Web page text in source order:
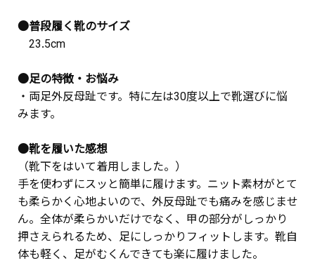
●普段履く靴のサイズ
23.5cm
●足の特徴・お悩み
・両足外反母趾です。特に左は30度以上で靴選びに悩
みます。
●靴を履いた感想
（靴下をはいて着用しました。）
手を使わずにスッと簡単に履けます。ニット素材がとて
も柔らかく心地よいので、外反母趾でも痛みを感じませ
ん。全体が柔らかいだけでなく、甲の部分がしっかり
押さえられるため、足にしっかりフィットします。靴自
体も軽く、足がむくんできても楽に履けました。